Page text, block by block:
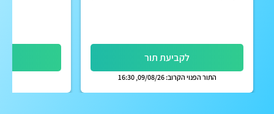
לקביעת תור
התור הפנוי הקרוב: 09/08/26, 16:30